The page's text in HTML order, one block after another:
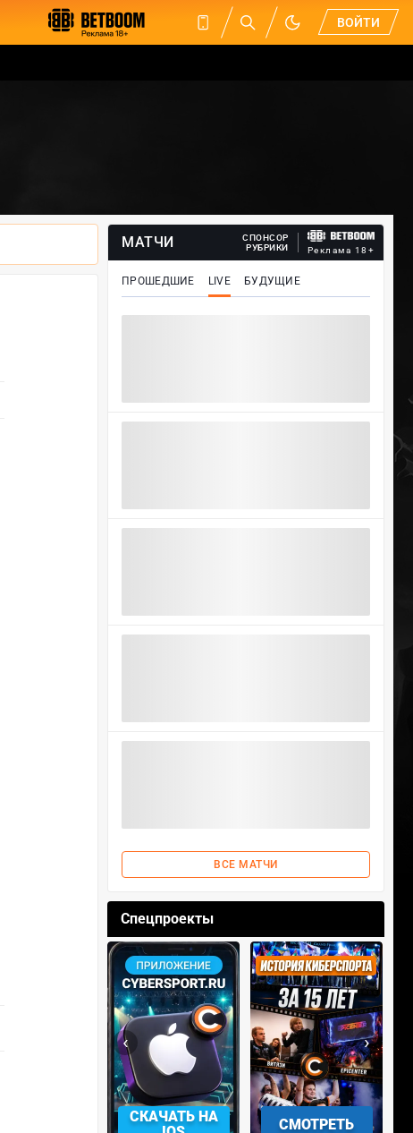
ВОЙТИ
МАТЧИ
СПОНСОР
РУБРИКИ
Реклама 18+
ПРОШЕДШИЕ LIVE БУДУЩИЕ
ВСЕ МАТЧИ
Спецпроекты
СКАЧАТЬ НА
СМОТРЕТЬ
‹ ›